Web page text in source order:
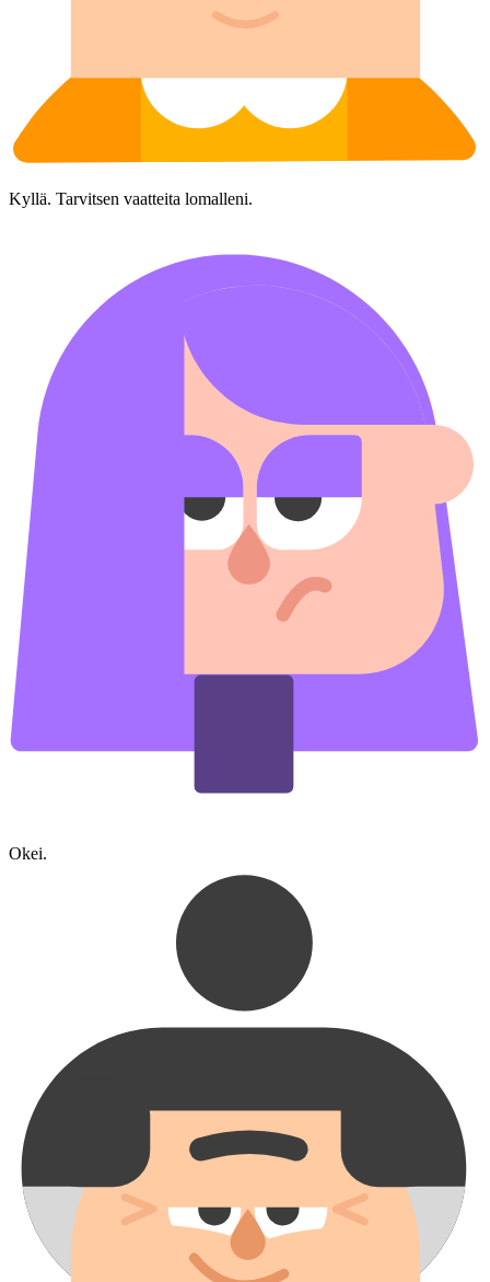
Kyllä. Tarvitsen vaatteita lomalleni.
Okei.